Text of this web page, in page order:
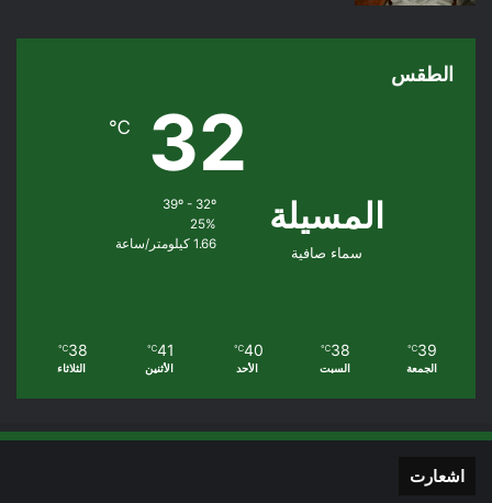
الطقس
المسيلة
سماء صافية
32
℃
39º - 32º
25%
1.66 كيلومتر/ساعة
39
℃
الجمعة
38
℃
السبت
40
℃
الأحد
41
℃
الأثنين
38
℃
الثلاثاء
اشعارت